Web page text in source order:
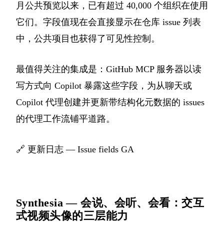
月公共预览以来，已有超过 40,000 个组织在使用
它们。字段值现在会直接显示在仓库 issue 列表
中，公共项目也获得了可见性控制。
最值得关注的集成是：GitHub MCP 服务器以读
写方式向 Copilot 暴露这些字段，为从聊天或
Copilot 代理创建并更新带结构化元数据的 issues
的代理工作流铺平道路。
🔗 更新日志 — Issue fields GA
Synthesia — 会说、会听、会看：交互
式视频头像的三层能力